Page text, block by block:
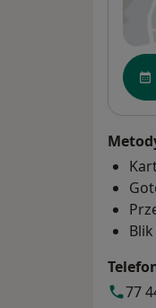
Blik
77